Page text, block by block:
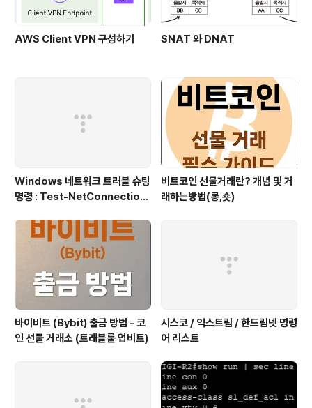
AWS Client VPN 구성하기 SNAT 와 DNAT
Windows 네트워크 트러블 슈팅
명령 : Test-NetConnection
비트코인 선물거래란? 개념 및 거
래하는방법(롱,숏)
바이비트 (Bybit) 출금 방법 - 코
인 선물 거래소 (트래블룰 업비트)
시스코 / 익스트림 / 한드림넷 명령
어 리스트